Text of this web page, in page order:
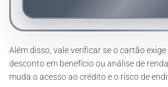
Além disso, vale verificar se o cartão
desconto em benefício ou análise de
muda o acesso ao crédito e o risco de